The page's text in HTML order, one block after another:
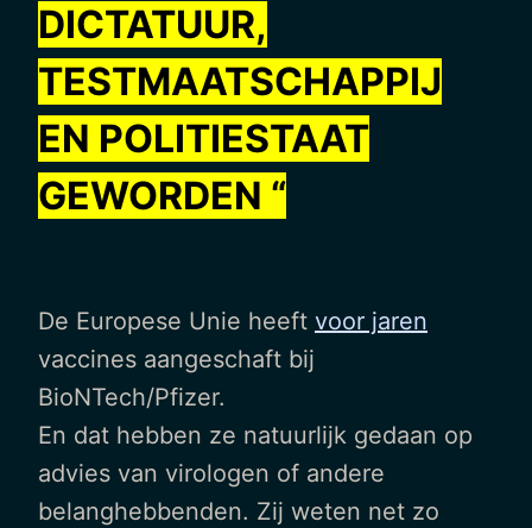
DICTATUUR,
TESTMAATSCHAPPIJ
EN POLITIESTAAT
GEWORDEN “
De Europese Unie heeft voor jaren
vaccines aangeschaft bij
BioNTech/Pfizer.
En dat hebben ze natuurlijk gedaan op
advies van virologen of andere
belanghebbenden. Zij weten net zo